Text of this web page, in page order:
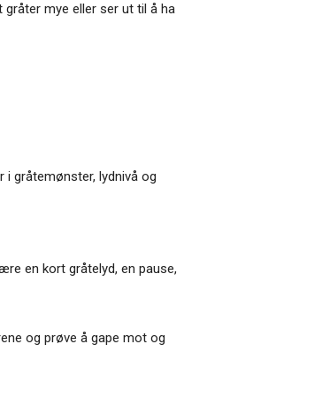
mye eller ser ut til å ha
gråtemønster, lydnivå og
en kort gråtelyd, en pause,
og prøve å gape mot og